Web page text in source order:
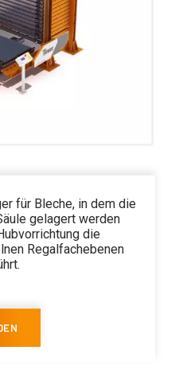
für Bleche, in dem die
gelagert werden
die
Regalfachebenen